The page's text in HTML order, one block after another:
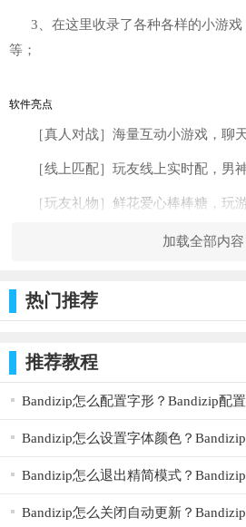
3、在这里收录了各种各样的小游
等；
软件亮点
［真人对战］海量互动小游戏，聊
［线上匹配］玩友线上实时配，男
［玩友礼物］鲜花爱心棒棒糖，玩
［实时连麦］游戏语聊更通畅，聊
1、注册即送0.5元左右新人红包，
红包一个！
3、最低1元即可申请提现，普通提
加载全部内容
热门推荐
推荐教程
Bandizip怎么配置字形？Bandizip配
Bandizip怎么设置字体颜色？
Bandizip怎么退出精简模式？
Bandizip怎么关闭自动更新？